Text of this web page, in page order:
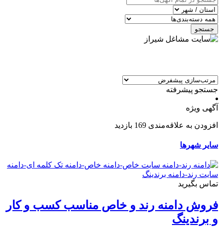
جستجو
جستجو پیشرفته
آگهی ویژه
افزودن به علاقه‌مندی 169 بازدید
سایر شهرها
تماس بگیرید
فروش دامنه رند و خاص مناسب کسب و کار
و برندینگ